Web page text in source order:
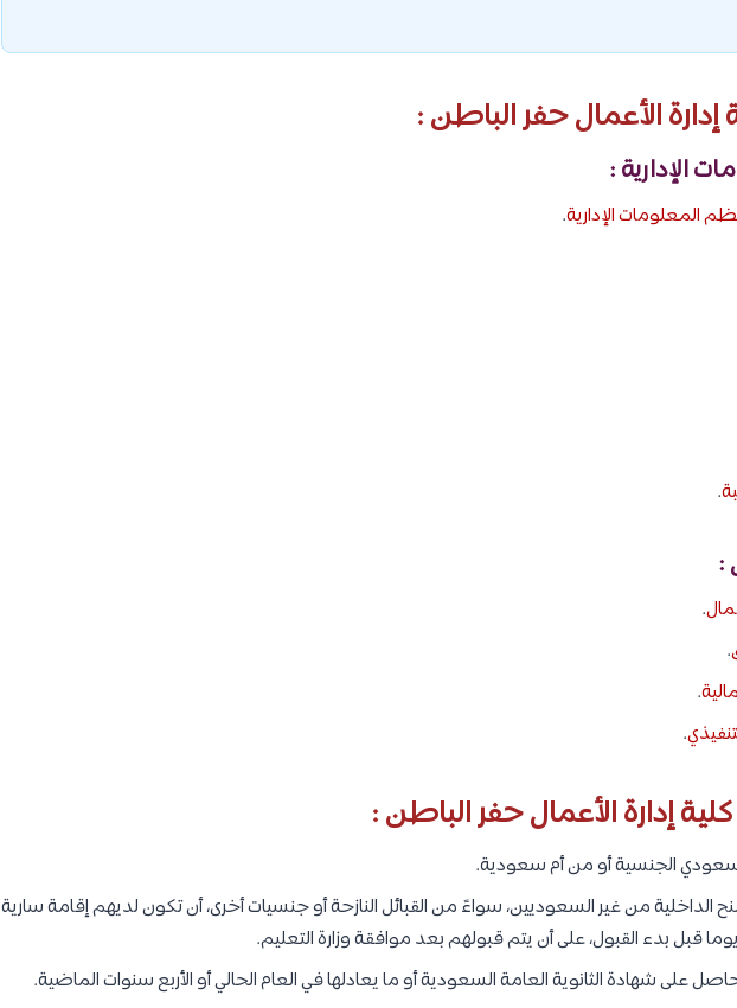
الأعمال حفر الباطن :
المعلومات الإدارية.
.
.
.
.
.
إدارة الأعمال حفر الباطن :
الجنسية أو من أم سعودية.
الداخلية من غير السعوديين، سواءً من القبائل النازحة أو جنسيات أخرى، أن تكون لديهم إقامة سارية
على شهادة الثانوية العامة السعودية أو ما يعادلها في العام الحالي أو الأربع سنوات الماضية.